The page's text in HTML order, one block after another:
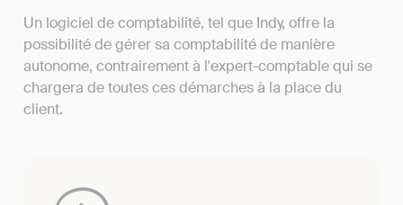
Un logiciel de comptabilité, tel que Indy, offre la
possibilité de gérer sa comptabilité de manière
autonome, contrairement à l'expert-comptable qui se
chargera de toutes ces démarches à la place du
client.